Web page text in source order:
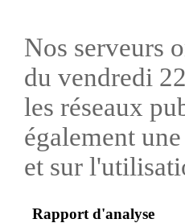
Nos serveurs
du vendredi
les réseaux
également
et sur
Rapport d'analyse